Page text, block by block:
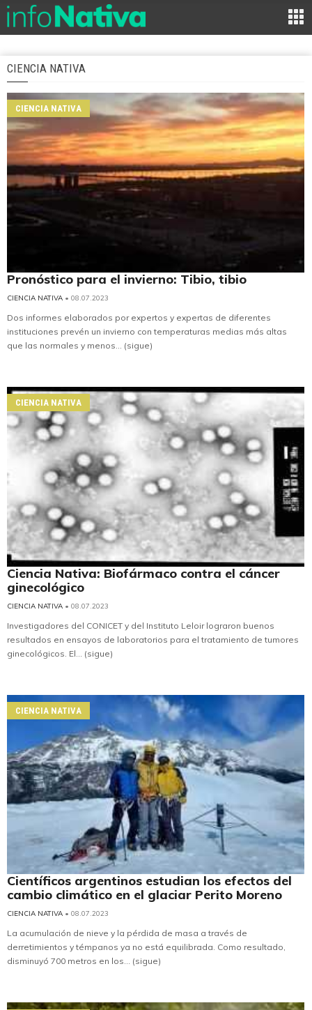
CIENCIA NATIVA
CIENCIA NATIVA
Pronóstico para el invierno: Tibio, tibio
CIENCIA NATIVA • 08.07.2023
Dos informes elaborados por expertos y expertas de diferentes
instituciones prevén un invierno con temperaturas medias más altas
que las normales y menos... (sigue)
CIENCIA NATIVA
Ciencia Nativa: Biofármaco contra el cáncer
ginecológico
CIENCIA NATIVA • 08.07.2023
Investigadores del CONICET y del Instituto Leloir lograron buenos
resultados en ensayos de laboratorios para el tratamiento de tumores
ginecológicos. El... (sigue)
CIENCIA NATIVA
Científicos argentinos estudian los efectos del
cambio climático en el glaciar Perito Moreno
CIENCIA NATIVA • 08.07.2023
La acumulación de nieve y la pérdida de masa a través de
derretimientos y témpanos ya no está equilibrada. Como resultado,
disminuyó 700 metros en los... (sigue)